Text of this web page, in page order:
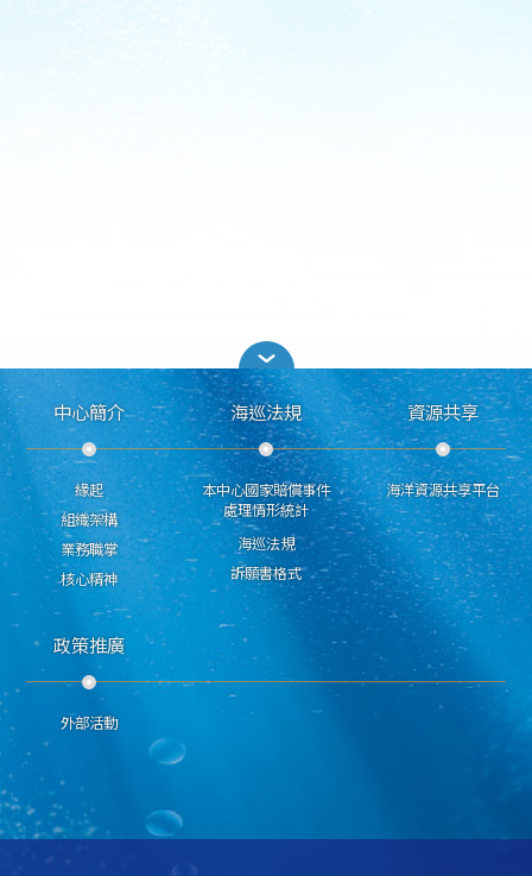
中心簡介
緣起
組織架構
業務職掌
核心精神
海巡法規
本中心國家賠償事件
處理情形統計
海巡法規
訴願書格式
資源共享
海洋資源共享平台
政策推廣
外部活動